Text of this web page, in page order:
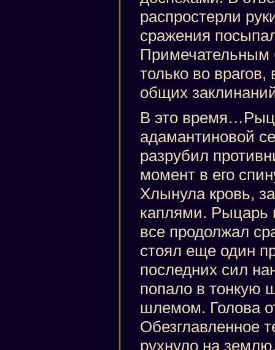
распростерли
сражения
Примечательным
только во
общих
В это
адамантиновой
разрубил
момент в его
Хлынула кровь,
каплями. Рыцарь
все продолжал
стоял еще один
последних сил
попало в тонкую
шлемом. Голова
Обезглавленное
рухнуло на